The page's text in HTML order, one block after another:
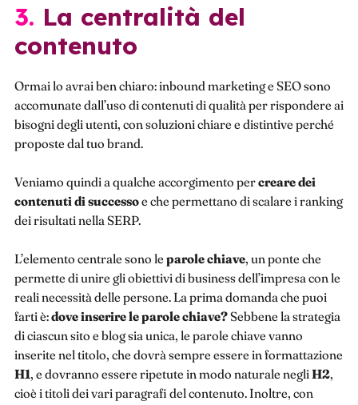
3. La centralità del
contenuto
Ormai lo avrai ben chiaro: inbound marketing e SEO sono
accomunate dall’uso di contenuti di qualità per rispondere ai
bisogni degli utenti, con soluzioni chiare e distintive perché
proposte dal tuo brand.
Veniamo quindi a qualche accorgimento percreare dei
contenuti di successoe che permettano di scalare i ranking
dei risultati nella SERP.
L’elemento centrale sono le parole chiave, un ponte che
permette di unire gli obiettivi di business dell’impresa con le
reali necessità delle persone. La prima domanda che puoi
farti è:dove inserire le parole chiave?Sebbene la strategia
di ciascun sito e blog sia unica, le parole chiave vanno
inserite nel titolo, che dovrà sempre essere in formattazione
H1, e dovranno essere ripetute in modo naturale negliH2,
cioè i titoli dei vari paragrafi del contenuto. Inoltre, con